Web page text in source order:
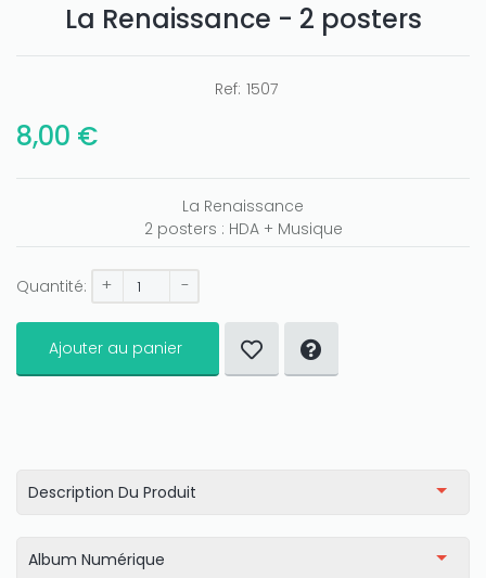
La Renaissance - 2 posters
Ref: 1507
8,00 €
La Renaissance
2 posters : HDA + Musique
Quantité: + -
Ajouter au panier
Description Du Produit
Album Numérique
Only play at Joo casino
amount on your credits!